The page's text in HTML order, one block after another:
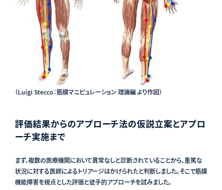
（Luigi Stecco：筋膜マニピュレーション 理論編 より作図）
評価結果からのアプローチ法の仮説立案とアプロ
ーチ実施まで
まず、複数の医療機関において異常なしと診断されていることから、重篤な
状況に対する医師によるトリアージはかけられたと判断しました。そこで筋膜
機能障害を視点とした評価と徒手的アプローチを試みました。